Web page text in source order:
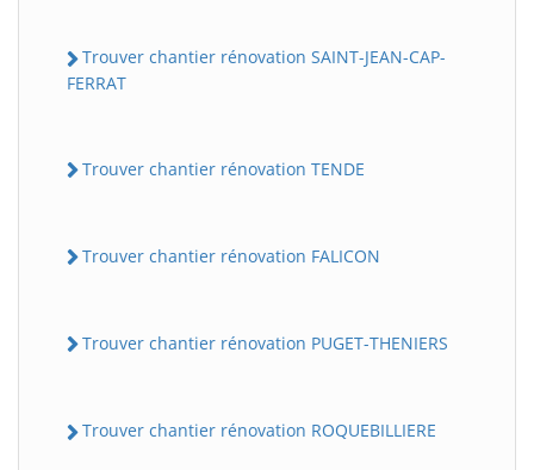
Trouver chantier rénovation SAINT-JEAN-CAP-
FERRAT
Trouver chantier rénovation TENDE
Trouver chantier rénovation FALICON
Trouver chantier rénovation PUGET-THENIERS
Trouver chantier rénovation ROQUEBILLIERE